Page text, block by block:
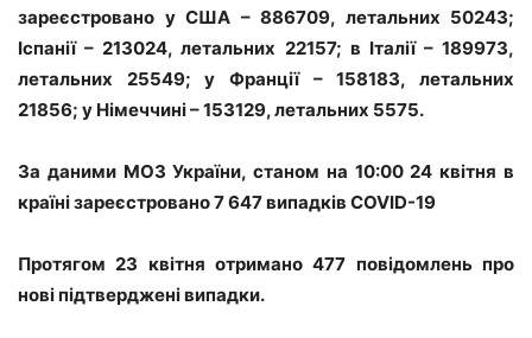
зареєстровано у США – 886709, летальних 50243;
Іспанії – 213024, летальних 22157; в Італії – 189973,
летальних 25549; у Франції – 158183, летальних
21856; у Німеччині – 153129, летальних 5575.
За даними МОЗ України, станом на 10:00 24 квітня в
країні зареєстровано 7 647 випадків COVID-19
Протягом 23 квітня отримано 477 повідомлень про
нові підтверджені випадки.